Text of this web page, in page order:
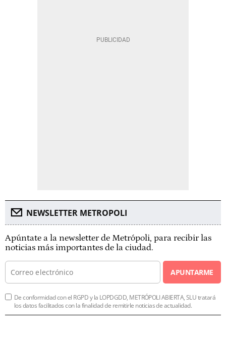
NEWSLETTER METROPOLI
Apúntate a la newsletter de Metrópoli, para recibir las
noticias más importantes de la ciudad.
APUNTARME
De conformidad con el RGPD y la LOPDGDD, METRÓPOLI ABIERTA, SLU tratará
los datos facilitados con la finalidad de remitirle noticias de actualidad.